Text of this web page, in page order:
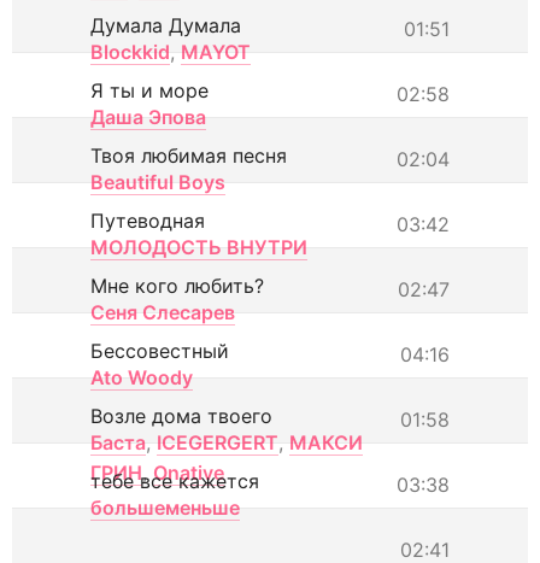
01:51
Думала Думала
Blockkid, MAYOT
02:58
Я ты и море
Даша Эпова
02:04
Твоя любимая песня
Beautiful Boys
03:42
Путеводная
МОЛОДОСТЬ ВНУТРИ
02:47
Мне кого любить?
Сеня Слесарев
04:16
Бессовестный
Ato Woody
01:58
Возле дома твоего
Баста, ICEGERGERT, МАКСИ
ГРИН, Onative 03:38
тебе все кажется
большеменьше
02:41